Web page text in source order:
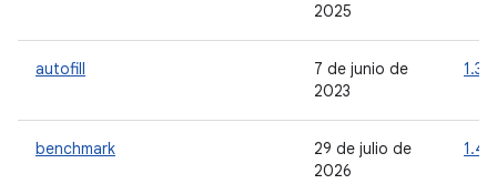
2025
autofill
7 de junio de
2023
1.3.0
benchmark
29 de julio de
2026
1.4.1